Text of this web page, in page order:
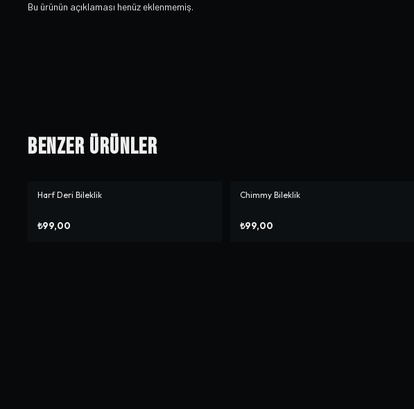
Bu ürünün açıklaması henüz eklenmemiş.
Benzer Ürünler
Harf Deri Bileklik
₺99,00
Chimmy Bileklik
₺99,00